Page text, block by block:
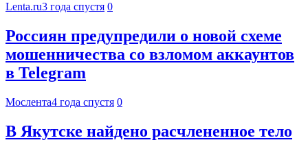
Lenta.ru3 года спустя 0
Россиян предупредили о новой схеме
мошенничества со взломом аккаунтов
в Telegram
Мослента4 года спустя 0
В Якутске найдено расчлененное тело